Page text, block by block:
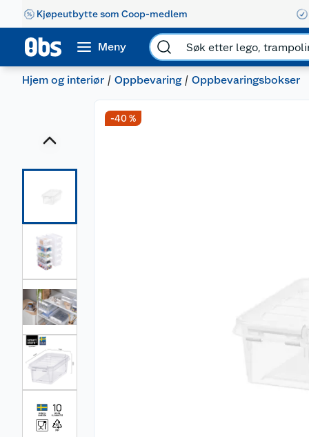
Kjøpeutbytte som Coop-medlem
Meny
Hjem og interiør Oppbevaring Oppbevaringsbokser
-40 %